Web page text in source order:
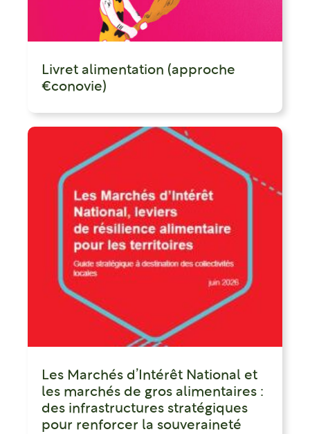
Livret alimentation (approche
€conovie)
Les Marchés d’Intérêt National et
les marchés de gros alimentaires :
des infrastructures stratégiques
pour renforcer la souveraineté